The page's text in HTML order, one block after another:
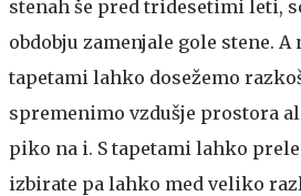
stenah še pred tridesetimi leti,
obdobju zamenjale gole stene. A
tapetami lahko dosežemo
spremenimo vzdušje prostora
piko na i. S tapetami lahko
izbirate pa lahko med veliko